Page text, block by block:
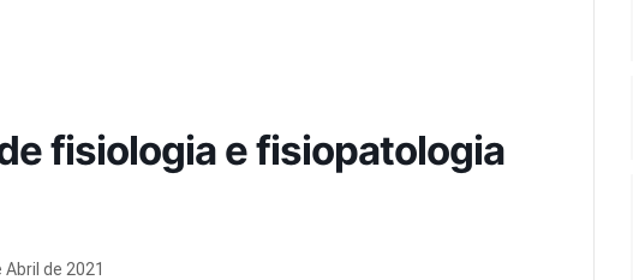
fisiologia e fisiopatologia
de 2021